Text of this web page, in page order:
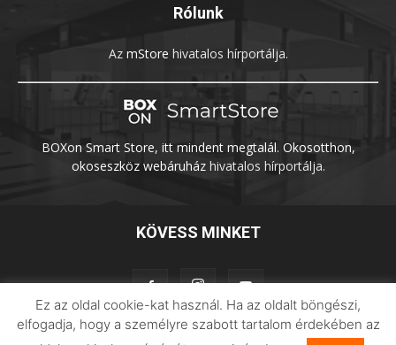
Rólunk
Az mStore hivatalos hírportálja.
BOXon Smart Store, itt mindent megtalál. Okosotthon,
okoseszköz webáruházhivatalos hírportálja.
KÖVESS MINKET
Ez az oldal cookie-kat használ. Ha az oldalt böngészi,
elfogadja, hogy a személyre szabott tartalom érdekében az